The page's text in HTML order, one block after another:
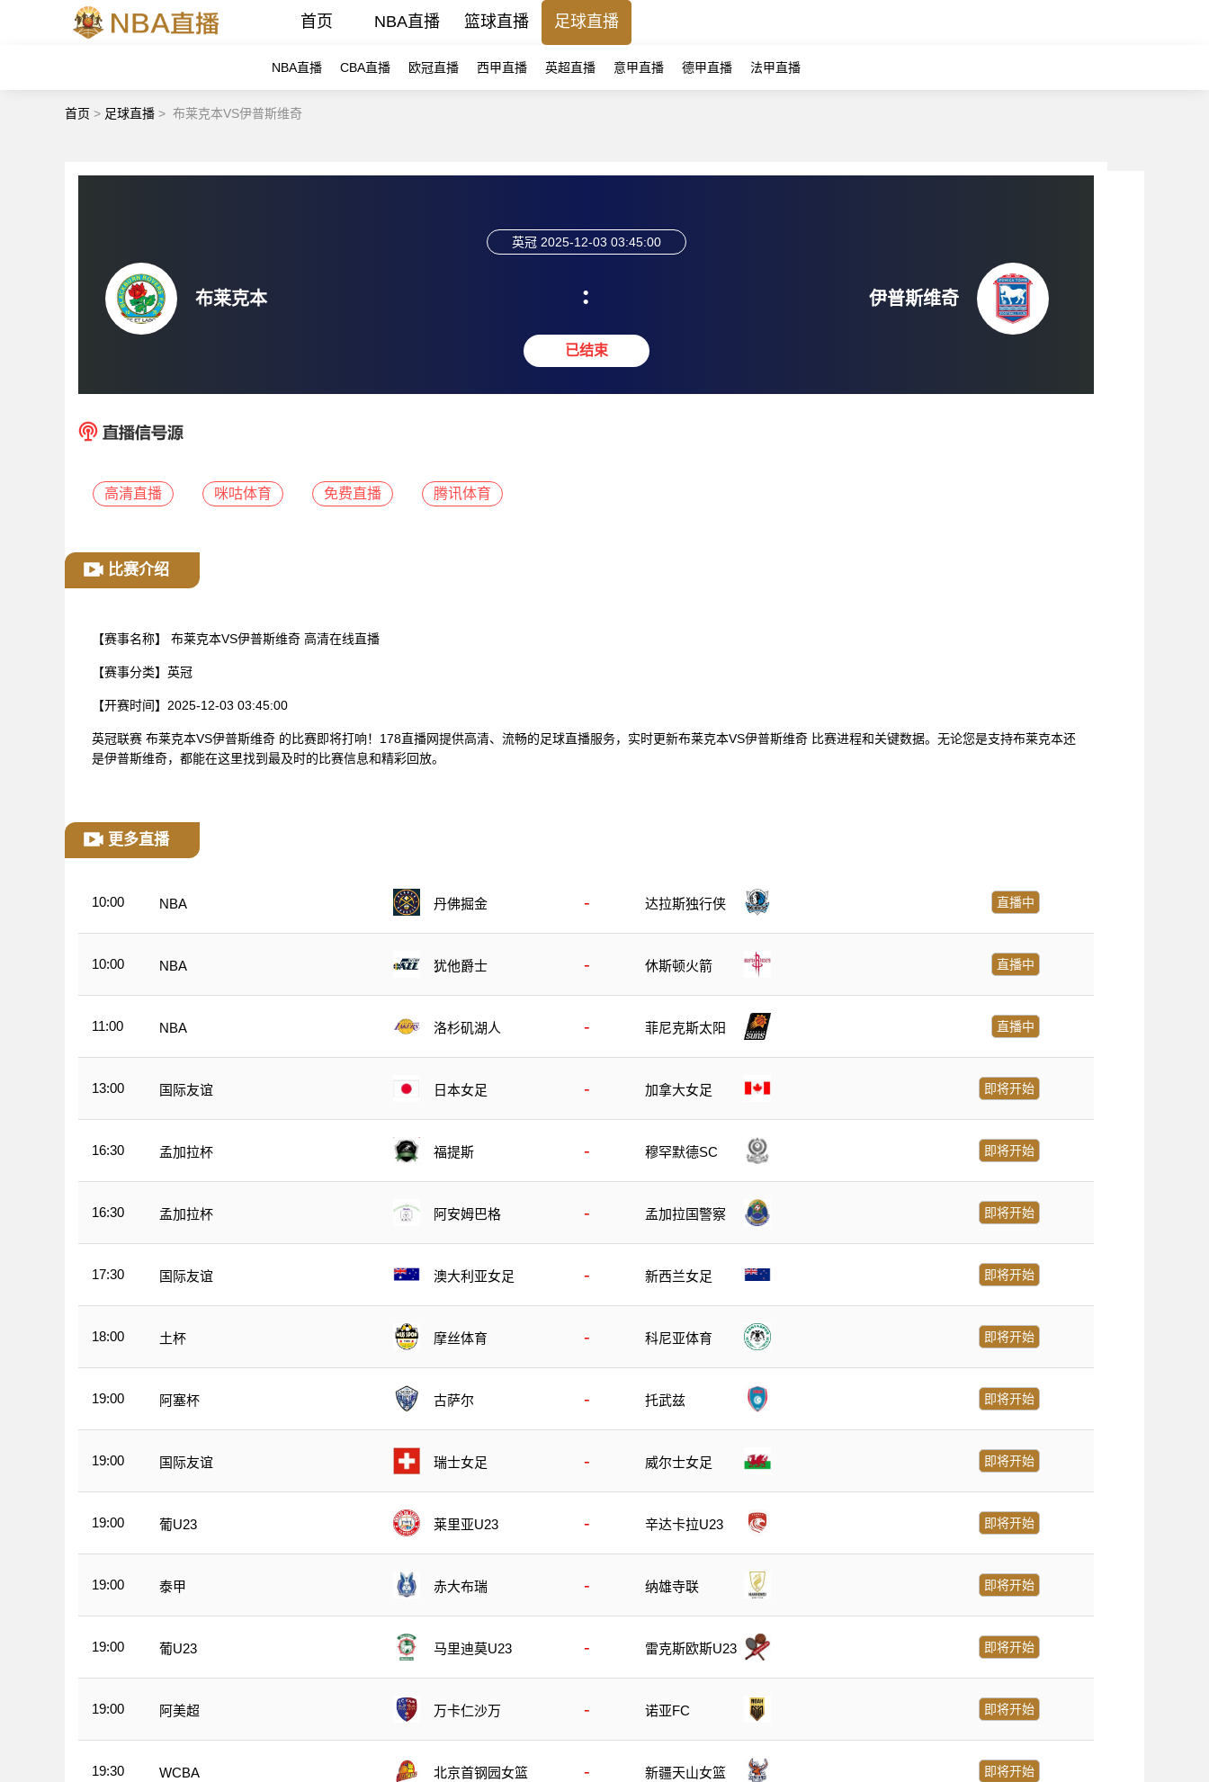
首页 NBA直播 篮球直播 足球直播
NBA直播 CBA直播 欧冠直播 西甲直播 英超直播 意甲直播 德甲直播 法甲直播
首页 > 足球直播 > 布莱克本VS伊普斯维奇
布莱克本
英冠 2025-12-03 03:45:00
:
已结束
伊普斯维奇
高清直播 咪咕体育 免费直播 腾讯体育
比赛介绍
【赛事名称】 布莱克本VS伊普斯维奇 高清在线直播
【赛事分类】 英冠
【开赛时间】 2025-12-03 03:45:00
英冠联赛 布莱克本VS伊普斯维奇 的比赛即将打响！178直播网提供高清、流畅的足球直播服务，实时更新布莱克本VS伊普斯维奇 比赛进程和关键数据。无论您是支持布莱克本还
是伊普斯维奇，都能在这里找到最及时的比赛信息和精彩回放。
更多直播
10:00 NBA 丹佛掘金 - 达拉斯独行侠 直播中
10:00 NBA 犹他爵士 - 休斯顿火箭 直播中
11:00 NBA 洛杉矶湖人 - 菲尼克斯太阳 直播中
13:00 国际友谊 日本女足 - 加拿大女足 即将开始
16:30 孟加拉杯 福提斯 - 穆罕默德SC 即将开始
16:30 孟加拉杯 阿安姆巴格 - 孟加拉国警察 即将开始
17:30 国际友谊 澳大利亚女足 - 新西兰女足 即将开始
18:00 土杯 摩丝体育 - 科尼亚体育 即将开始
19:00 阿塞杯 古萨尔 - 托武兹 即将开始
19:00 国际友谊 瑞士女足 - 威尔士女足 即将开始
19:00 葡U23 莱里亚U23 - 辛达卡拉U23 即将开始
19:00 泰甲 赤大布瑞 - 纳雄寺联 即将开始
19:00 葡U23 马里迪莫U23 - 雷克斯欧斯U23 即将开始
19:00 阿美超 万卡仁沙万 - 诺亚FC 即将开始
19:30 WCBA 北京首钢园女篮 - 新疆天山女篮 即将开始